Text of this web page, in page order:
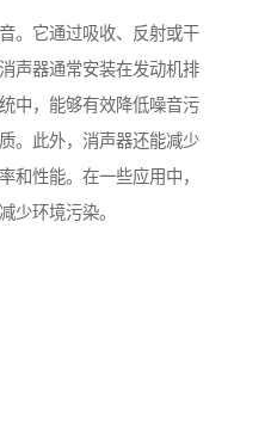
。它通过吸收、反射或干
声器通常安装在发动机排
中，能够有效降低噪音污
。此外，消声器还能减少
和性能。在一些应用中，
少环境污染。